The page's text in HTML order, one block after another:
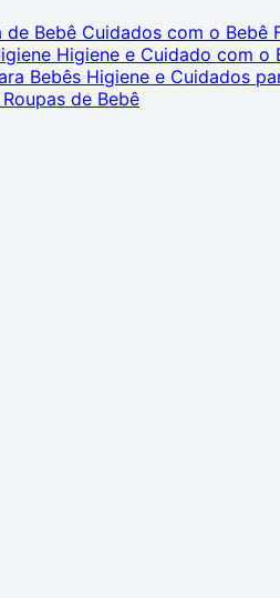
de Bebê Cuidados com o Bebê
Higiene e Cuidado com o
Bebês Higiene e Cuidados
Roupas de Bebê